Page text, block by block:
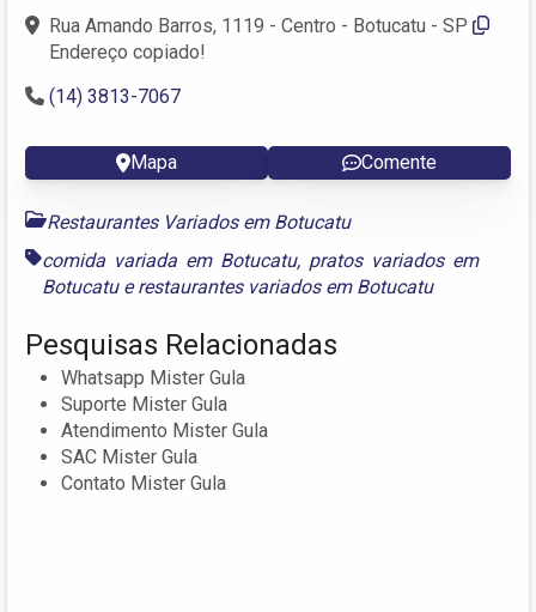
Rua Amando Barros, 1119 - Centro - Botucatu - SP
Endereço copiado!
(14) 3813-7067
Mapa Comente
Restaurantes Variados em Botucatu
comida variada em Botucatu, pratos variados em
Botucatuerestaurantes variados em Botucatu
Pesquisas Relacionadas
Whatsapp Mister Gula
Suporte Mister Gula
Atendimento Mister Gula
SAC Mister Gula
Contato Mister Gula